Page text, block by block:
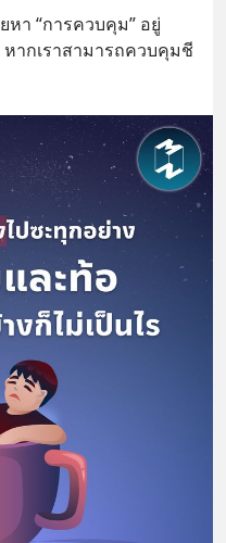
า “การควบคุม” อยู่
ากเราสามารถควบคุมชี